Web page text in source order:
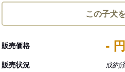
この子犬
販売価格 - 円
販売状況
成約